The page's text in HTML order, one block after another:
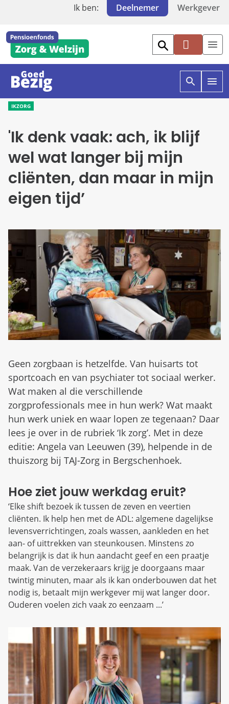
Ik ben: Deelnemer Werkgever
Mi
jn
PF
Z
O
e
i
d
b
e
O
IKZORG
'Ik denk vaak: ach, ik blijf
wel wat langer bij mijn
cliënten, dan maar in mijn
eigen tijd’
Geen zorgbaan is hetzelfde. Van huisarts tot
sportcoach en van psychiater tot sociaal werker.
Wat maken al die verschillende
zorgprofessionals mee in hun werk? Wat maakt
hun werk uniek en waar lopen ze tegenaan? Daar
lees je over in de rubriek ‘Ik zorg’. Met in deze
editie: Angela van Leeuwen (39), helpende in de
thuiszorg bij TAJ-Zorg in Bergschenhoek.
Hoe ziet jouw werkdag eruit?
‘Elke shift bezoek ik tussen de zeven en veertien
cliënten. Ik help hen met de ADL: algemene dagelijkse
levensverrichtingen, zoals wassen, aankleden en het
aan- of uittrekken van steunkousen. Minstens zo
belangrijk is dat ik hun aandacht geef en een praatje
maak. Van de verzekeraars krijg je doorgaans maar
twintig minuten, maar als ik kan onderbouwen dat het
nodig is, betaalt mijn werkgever mij wat langer door.
Ouderen voelen zich vaak zo eenzaam ...’